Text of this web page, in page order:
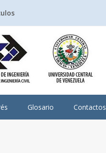
Glosario Contactos